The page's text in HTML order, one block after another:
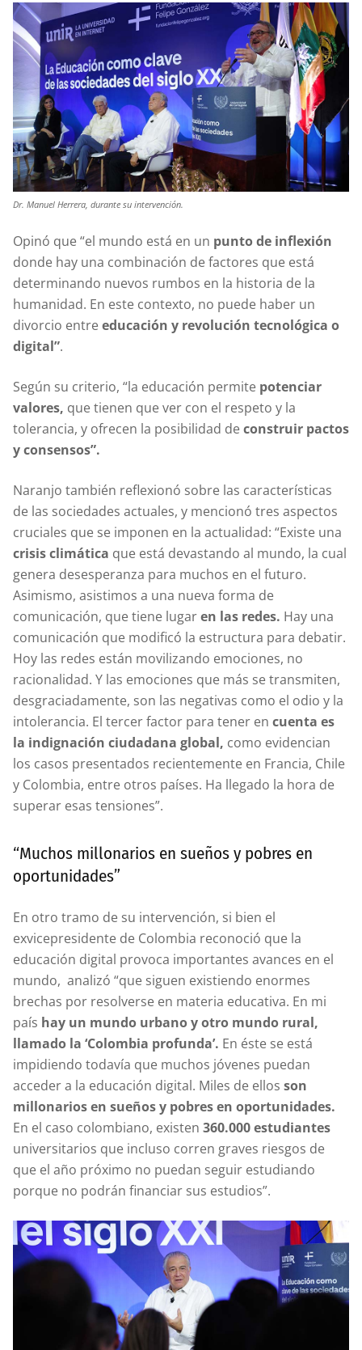
Dr. Manuel Herrera, durante su intervención.
Opinó que “el mundo está en un punto de inflexión
donde hay una combinación de factores que está
determinando nuevos rumbos en la historia de la
humanidad. En este contexto, no puede haber un
divorcio entreeducación y revolución tecnológica o
digital”.
Según su criterio, “la educación permite potenciar
valores, que tienen que ver con el respeto y la
tolerancia, y ofrecen la posibilidad deconstruir pactos
y consensos”.
Naranjo también reflexionó sobre las características
de las sociedades actuales, y mencionó tres aspectos
cruciales que se imponen en la actualidad: “Existe una
crisis climática que está devastando al mundo, la cual
genera desesperanza para muchos en el futuro.
Asimismo, asistimos a una nueva forma de
comunicación, que tiene lugaren las redes. Hay una
comunicación que modificó la estructura para debatir.
Hoy las redes están movilizando emociones, no
racionalidad. Y las emociones que más se transmiten,
desgraciadamente, son las negativas como el odio y la
intolerancia. El tercer factor para tener en cuenta es
la indignación ciudadana global, como evidencian
los casos presentados recientemente en Francia, Chile
y Colombia, entre otros países. Ha llegado la hora de
superar esas tensiones”.
“Muchos millonarios en sueños y pobres en
oportunidades”
En otro tramo de su intervención, si bien el
exvicepresidente de Colombia reconoció que la
educación digital provoca importantes avances en el
mundo, analizó “que siguen existiendo enormes
brechas por resolverse en materia educativa. En mi
país hay un mundo urbano y otro mundo rural,
llamado la ‘Colombia profunda’. En éste se está
impidiendo todavía que muchos jóvenes puedan
acceder a la educación digital. Miles de ellos son
millonarios en sueños y pobres en oportunidades.
En el caso colombiano, existen 360.000 estudiantes
universitarios que incluso corren graves riesgos de
que el año próximo no puedan seguir estudiando
porque no podrán financiar sus estudios”.